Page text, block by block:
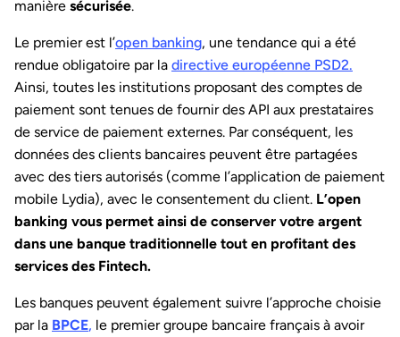
manière sécurisée.
Le premier est l’open banking, une tendance qui a été
rendue obligatoire par la directive européenne PSD2.
Ainsi, toutes les institutions proposant des comptes de
paiement sont tenues de fournir des API aux prestataires
de service de paiement externes. Par conséquent, les
données des clients bancaires peuvent être partagées
avec des tiers autorisés (comme l’application de paiement
mobile Lydia), avec le consentement du client. L’open
banking vous permet ainsi de conserver votre argent
dans une banque traditionnelle tout en profitant des
services des Fintech.
Les banques peuvent également suivre l’approche choisie
par la BPCE, le premier groupe bancaire français à avoir